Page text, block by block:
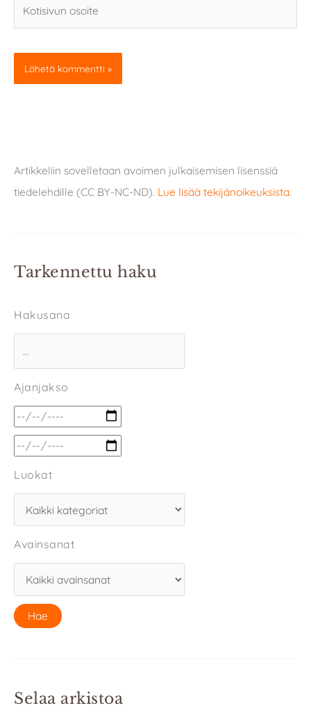
osoite
Artikkeliin sovelletaan avoimen julkaisemisen lisenssiä
tiedelehdille (CC BY-NC-ND). Lue lisää tekijänoikeuksista.
Tarkennettu haku
Hakusana
Ajanjakso
Luokat
Avainsanat
Selaa arkistoa